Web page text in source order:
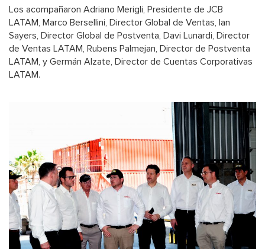
Los acompañaron Adriano Merigli, Presidente de JCB
LATAM, Marco Bersellini, Director Global de Ventas, Ian
Sayers, Director Global de Postventa, Davi Lunardi, Director
de Ventas LATAM, Rubens Palmejan, Director de Postventa
LATAM, y Germán Alzate, Director de Cuentas Corporativas
LATAM.